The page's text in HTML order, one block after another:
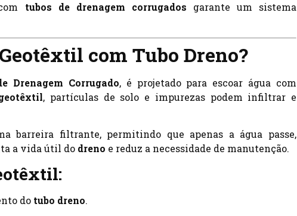
tubos de drenagem corrugados garante um sistema
com Tubo Dreno?
Drenagem Corrugado, é projetado para escoar água com
, partículas de solo e impurezas podem infiltrar e
barreira filtrante, permitindo que apenas a água passe,
a vida útil do dreno e reduz a necessidade de manutenção.
do tubo dreno.